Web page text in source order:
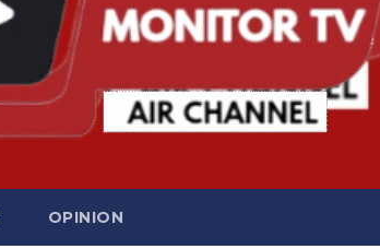
OPINION